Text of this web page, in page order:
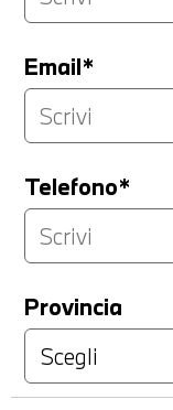
Email*
Telefono*
Provincia